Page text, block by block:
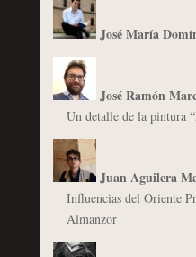
José María
José Ramón
Un detalle de la pintura
Juan Aguilera
Influencias del Oriente
Almanzor